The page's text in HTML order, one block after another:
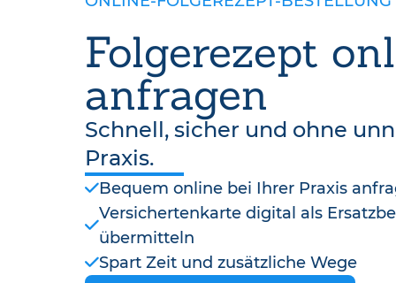
Folgerezept
anfragen
Schnell, sicher und ohne
Praxis.
Bequem online bei Ihrer Praxis
Versichertenkarte digital als
übermitteln
Spart Zeit und zusätzliche Wege